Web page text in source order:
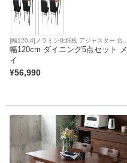
[幅120.4]メラミン化粧板 アジャスター 合皮
座面
幅120cm ダイニング5点セット メ
イ
¥56,990